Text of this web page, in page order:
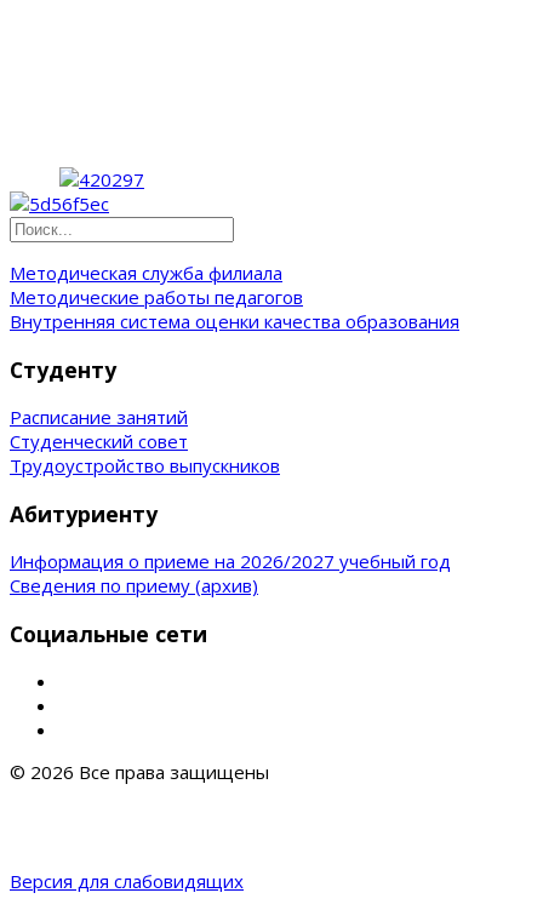
Методическая служба филиала
Методические работы педагогов
Внутренняя система оценки качества образования
Студенту
Расписание занятий
Студенческий совет
Трудоустройство выпускников
Абитуриенту
Информация о приеме на 2026/2027 учебный год
Сведения по приему (архив)
Социальные сети
© 2026 Все права защищены
Версия для слабовидящих